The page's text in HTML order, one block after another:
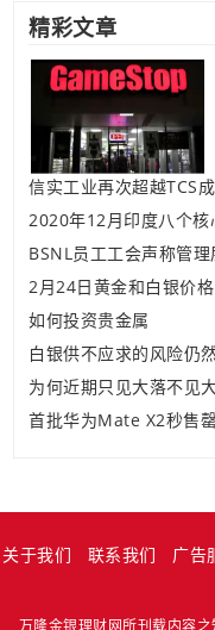
精彩文章
信实工业再次超越TCS
2020年12月印度八个核
BSNL员工工会声称管
2月24日黄金和白银价
如何投资贵金属
白银供不应求的风险仍
为何近期只见大落不见
首批华为Mate X2秒售
关于我们 联系我们 广告